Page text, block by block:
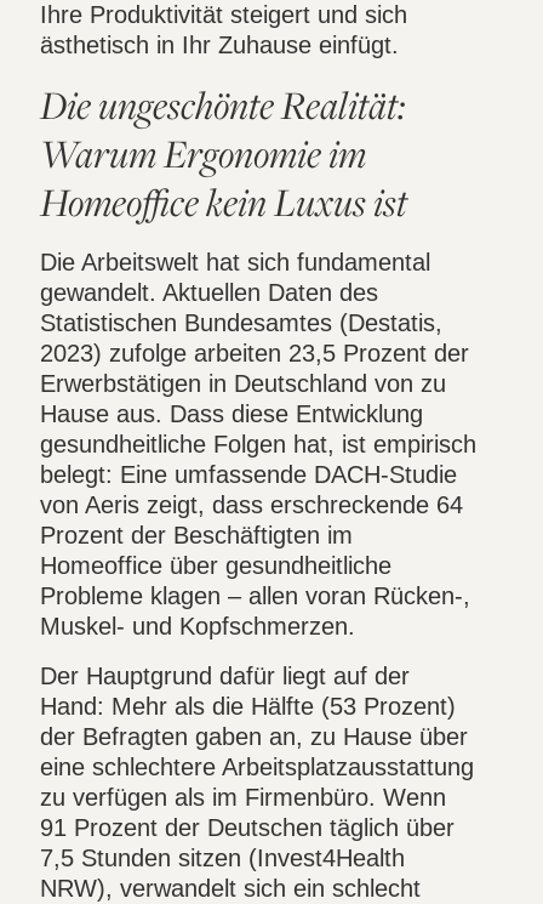
Ihre Produktivität steigert und sich
ästhetisch in Ihr Zuhause einfügt.
Die ungeschönte Realität:
Warum Ergonomie im
Homeoffice kein Luxus ist
Die Arbeitswelt hat sich fundamental
gewandelt. Aktuellen Daten des
Statistischen Bundesamtes (Destatis,
2023) zufolge arbeiten 23,5 Prozent der
Erwerbstätigen in Deutschland von zu
Hause aus. Dass diese Entwicklung
gesundheitliche Folgen hat, ist empirisch
belegt: Eine umfassende DACH-Studie
von Aeris zeigt, dass erschreckende 64
Prozent der Beschäftigten im
Homeoffice über gesundheitliche
Probleme klagen – allen voran Rücken-,
Muskel- und Kopfschmerzen.
Der Hauptgrund dafür liegt auf der
Hand: Mehr als die Hälfte (53 Prozent)
der Befragten gaben an, zu Hause über
eine schlechtere Arbeitsplatzausstattung
zu verfügen als im Firmenbüro. Wenn
91 Prozent der Deutschen täglich über
7,5 Stunden sitzen (Invest4Health
NRW), verwandelt sich ein schlecht